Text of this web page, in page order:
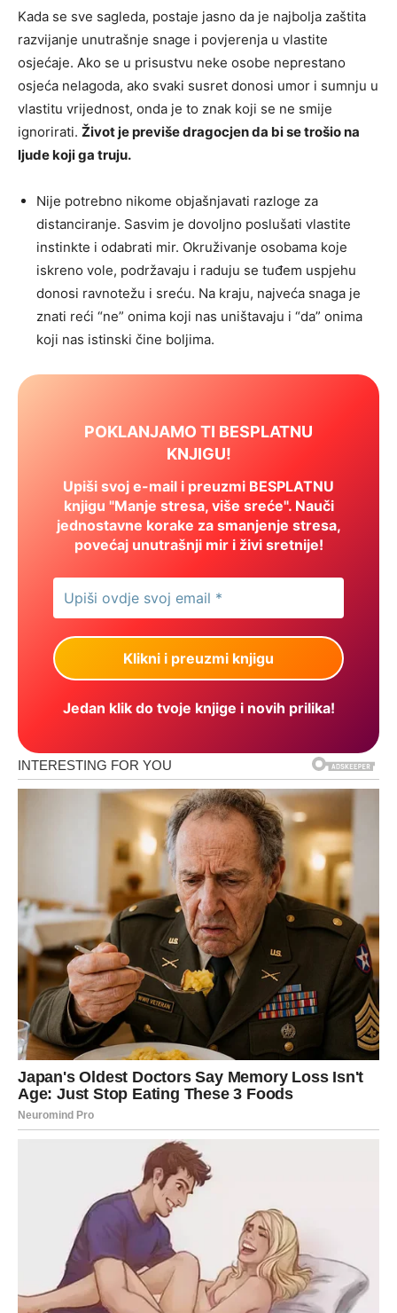
Kada se sve sagleda, postaje jasno da je najbolja zaštita
razvijanje unutrašnje snage i povjerenja u vlastite
osjećaje. Ako se u prisustvu neke osobe neprestano
osjeća nelagoda, ako svaki susret donosi umor i sumnju u
vlastitu vrijednost, onda je to znak koji se ne smije
ignorirati. Život je previše dragocjen da bi se trošio na
ljude koji ga truju.
Nije potrebno nikome objašnjavati razloge za
distanciranje. Sasvim je dovoljno poslušati vlastite
instinkte i odabrati mir. Okruživanje osobama koje
iskreno vole, podržavaju i raduju se tuđem uspjehu
donosi ravnotežu i sreću. Na kraju, najveća snaga je
znati reći “ne” onima koji nas uništavaju i “da” onima
koji nas istinski čine boljima.
POKLANJAMO TI BESPLATNU
KNJIGU!
Upiši svoj e-mail i preuzmi BESPLATNU
knjigu "Manje stresa, više sreće". Nauči
jednostavne korake za smanjenje stresa,
povećaj unutrašnji mir i živi sretnije!
Jedan klik do tvoje knjige i novih prilika!